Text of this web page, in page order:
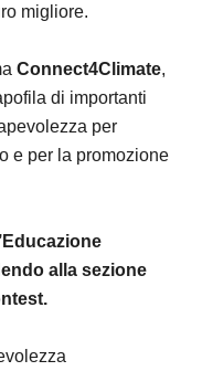
migliore.
Connect4Climate,
di importanti
per
e per la promozione
alla sezione